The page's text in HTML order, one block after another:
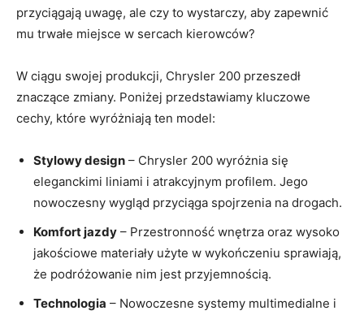
przyciągają uwagę, ale czy to wystarczy, aby zapewnić
mu trwałe miejsce w sercach kierowców?
W ciągu swojej produkcji, Chrysler 200 przeszedł
znaczące zmiany. Poniżej przedstawiamy kluczowe
cechy, które wyróżniają ten model:
Stylowy design – Chrysler 200 wyróżnia się
eleganckimi liniami i atrakcyjnym profilem. Jego
nowoczesny wygląd przyciąga spojrzenia na drogach.
Komfort jazdy – Przestronność wnętrza oraz wysoko
jakościowe materiały użyte w wykończeniu sprawiają,
że podróżowanie nim jest przyjemnością.
Technologia – Nowoczesne systemy multimedialne i